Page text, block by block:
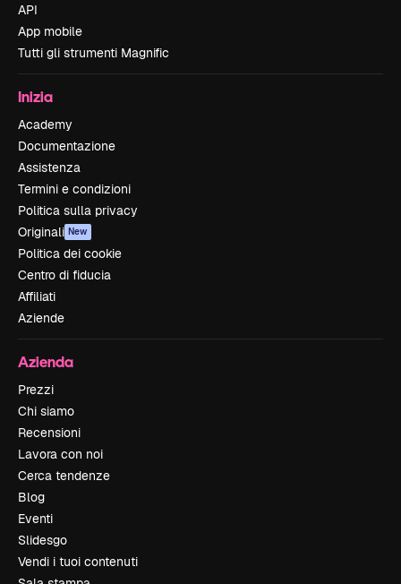
API
App mobile
Tutti gli strumenti Magnific
Inizia
Academy
Documentazione
Assistenza
Termini e condizioni
Politica sulla privacy
Originali New
Politica dei cookie
Centro di fiducia
Affiliati
Aziende
Azienda
Prezzi
Chi siamo
Recensioni
Lavora con noi
Cerca tendenze
Blog
Eventi
Slidesgo
Vendi i tuoi contenuti